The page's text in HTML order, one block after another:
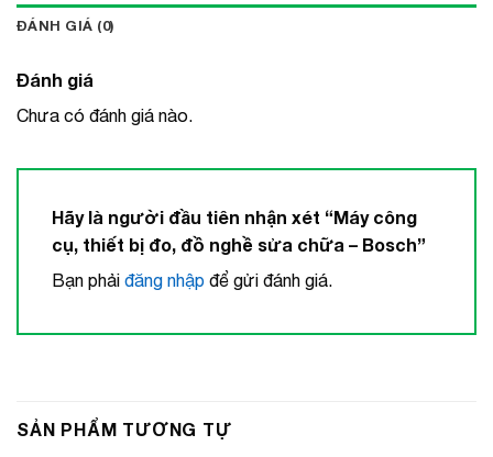
ĐÁNH GIÁ (0)
Đánh giá
Chưa có đánh giá nào.
Hãy là người đầu tiên nhận xét “Máy công
cụ, thiết bị đo, đồ nghề sửa chữa – Bosch”
Bạn phải đăng nhập để gửi đánh giá.
SẢN PHẨM TƯƠNG TỰ